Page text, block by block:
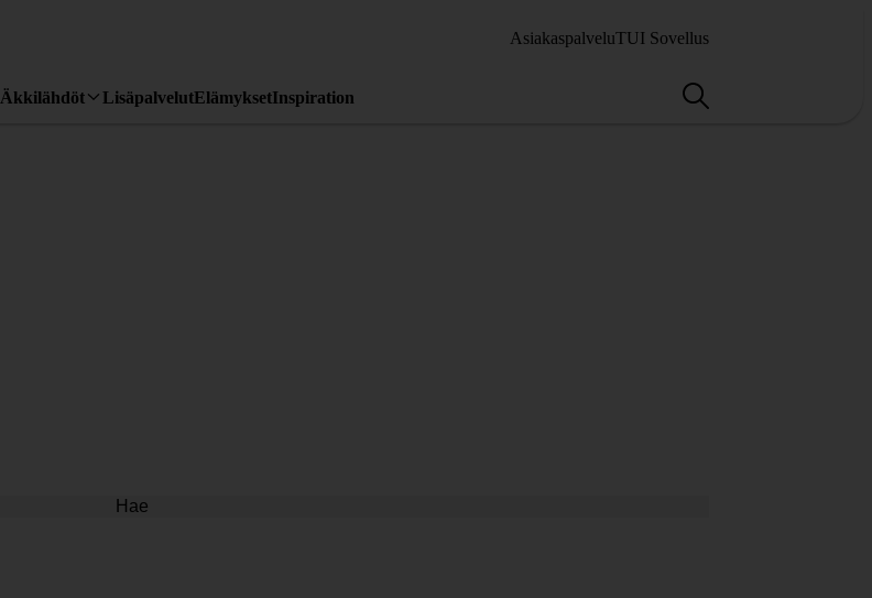
AsiakaspalveluTUI Sovellus
Äkkilähdöt LisäpalvelutElämyksetInspiration
Hae